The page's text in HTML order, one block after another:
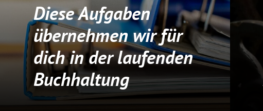
Diese Aufgaben
übernehmen wir für
dich in der laufenden
Buchhaltung